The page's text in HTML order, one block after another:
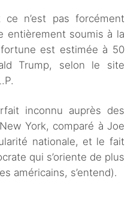
n’est pas forcément
entièrement soumis à la
est estimée à 50
Trump, selon le site
inconnu auprès des
York, comparé à Joe
nationale, et le fait
qui s’oriente de plus
américains, s’entend).